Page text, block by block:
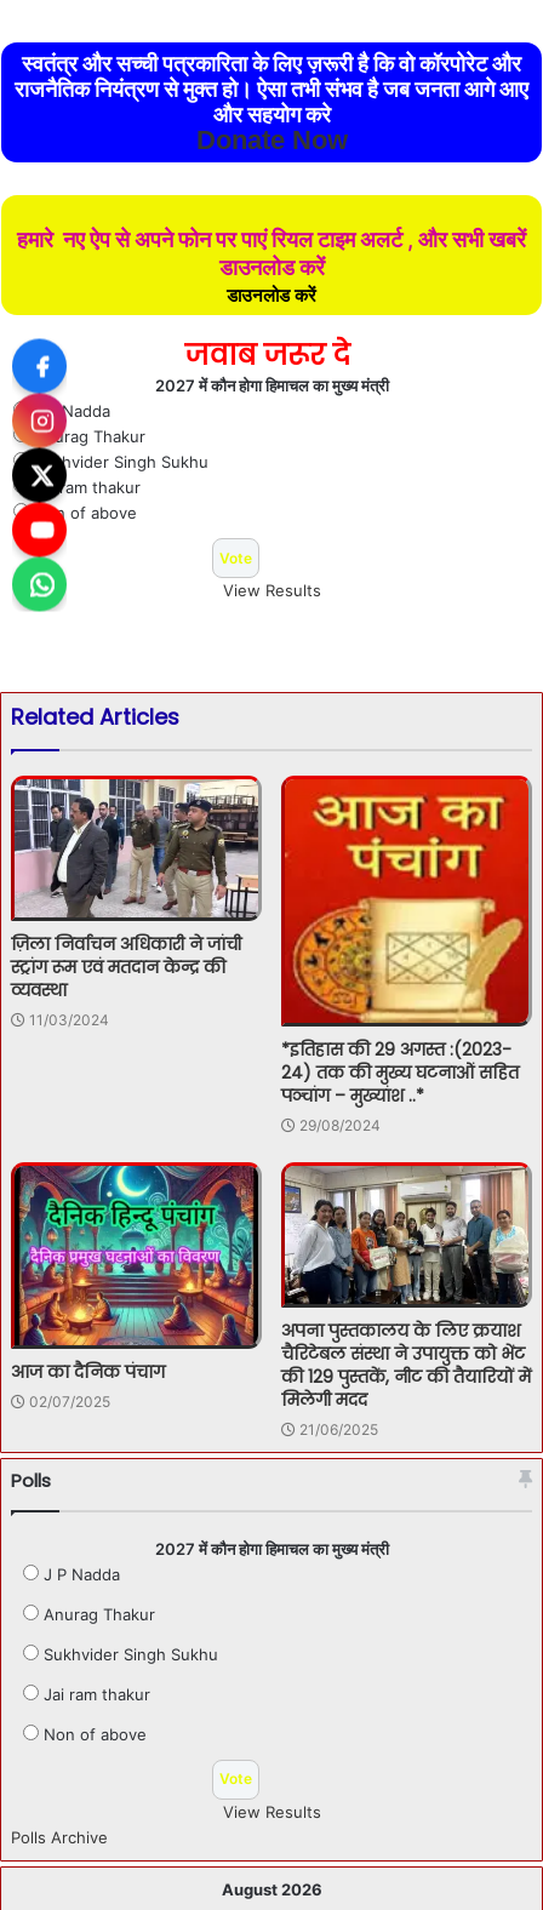
स्वतंत्र और सच्ची पत्रकारिता के लिए ज़रूरी है कि वो कॉरपोरेट और
राजनैतिक नियंत्रण से मुक्त हो। ऐसा तभी संभव है जब जनता आगे आए
और सहयोग करे
Donate Now
हमारे नए ऐप से अपने फोन पर पाएं रियल टाइम अलर्ट , और सभी खबरें
डाउनलोड करें
डाउनलोड करें
जवाब जरूर दे
2027 में कौन होगा हिमाचल का मुख्य मंत्री
J P Nadda
Anurag Thakur
Sukhvider Singh Sukhu
Jai ram thakur
Non of above
View Results
Related Articles
ज़िला निर्वाचन अधिकारी ने जांची
स्ट्रांग रूम एवं मतदान केन्द्र की
व्यवस्था
11/03/2024
*इतिहास की 29 अगस्त :(2023-
24) तक की मुख्य घटनाओं सहित
पञ्चांग – मुख्यांश ..*
29/08/2024
आज का दैनिक पंचाग
02/07/2025
अपना पुस्तकालय के लिए क्रयाश
चैरिटेबल संस्था ने उपायुक्त को भेंट
की 129 पुस्तकें, नीट की तैयारियों में
मिलेगी मदद
21/06/2025
Polls
2027 में कौन होगा हिमाचल का मुख्य मंत्री
J P Nadda
Anurag Thakur
Sukhvider Singh Sukhu
Jai ram thakur
Non of above
View Results
Polls Archive
August 2026